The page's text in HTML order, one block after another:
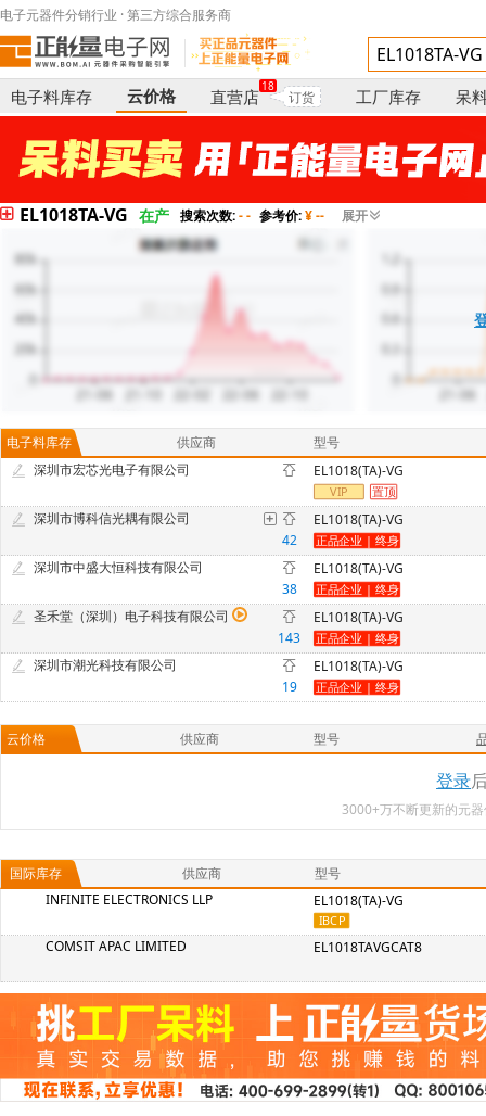
电子元器件分销行业 · 第三方综合服务商
电子料库存 云价格 直营店
18
订货 工厂库存 呆
EL1018TA-VG 在产 搜索次数:- - 参考价:¥ -- 展开
电子料库存 供应商
型号
深圳市宏芯光电子有限公司
EL1018(TA)-VG
深圳市博科信光耦有限公司
42
EL1018(TA)-VG
深圳市中盛大恒科技有限公司
38
EL1018(TA)-VG
圣禾堂（深圳）电子科技有限公司
143
EL1018(TA)-VG
深圳市潮光科技有限公司
19
EL1018(TA)-VG
云价格 供应商 型号
登录
3000+万不断更新的元
国际库存 供应商
型号
INFINITE ELECTRONICS LLP
EL1018(TA)-VG
COMSIT APAC LIMITED EL1018TAVGCAT8